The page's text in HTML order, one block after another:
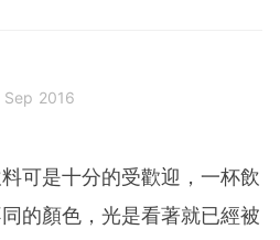
2016
可是十分的受歡迎，一杯飲
的顏色，光是看著就已經被